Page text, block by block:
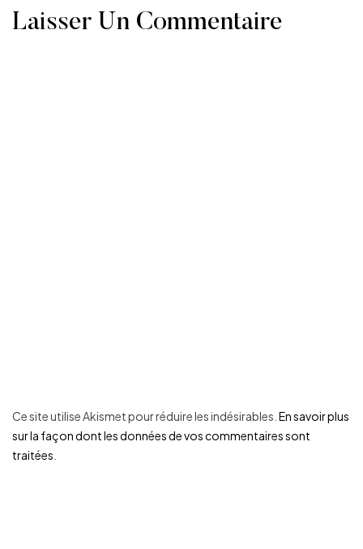
Laisser Un Commentaire
Ce site utilise Akismet pour réduire les indésirables. En savoir plus
sur la façon dont les données de vos commentaires sont
traitées